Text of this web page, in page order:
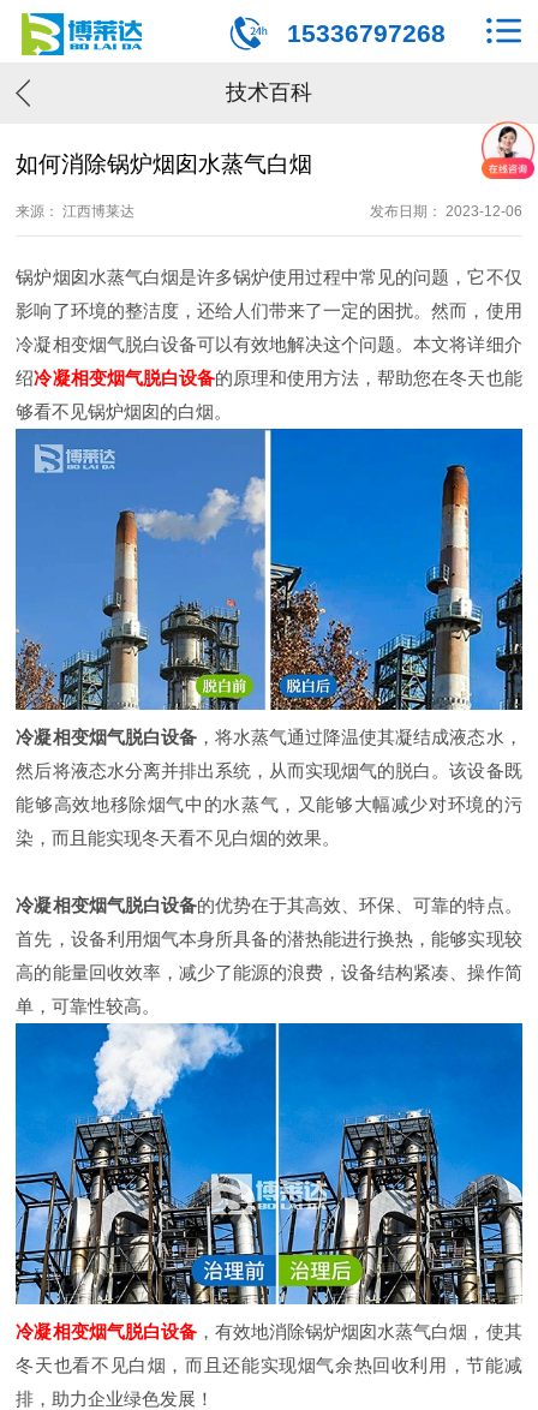
15336797268
技术百科
如何消除锅炉烟囱水蒸气白烟
来源： 江西博莱达 发布日期： 2023-12-06
锅炉烟囱水蒸气白烟是许多锅炉使用过程中常见的问题，它不仅
影响了环境的整洁度，还给人们带来了一定的困扰。然而，使用
冷凝相变烟气脱白设备可以有效地解决这个问题。本文将详细介
绍冷凝相变烟气脱白设备的原理和使用方法，帮助您在冬天也能
够看不见锅炉烟囱的白烟。
冷凝相变烟气脱白设备，将水蒸气通过降温使其凝结成液态水，
然后将液态水分离并排出系统，从而实现烟气的脱白。该设备既
能够高效地移除烟气中的水蒸气，又能够大幅减少对环境的污
染，而且能实现冬天看不见白烟的效果。
冷凝相变烟气脱白设备的优势在于其高效、环保、可靠的特点。
首先，设备利用烟气本身所具备的潜热能进行换热，能够实现较
高的能量回收效率，减少了能源的浪费，设备结构紧凑、操作简
单，可靠性较高。
冷凝相变烟气脱白设备，有效地消除锅炉烟囱水蒸气白烟，使其
冬天也看不见白烟，而且还能实现烟气余热回收利用，节能减
排，助力企业绿色发展！